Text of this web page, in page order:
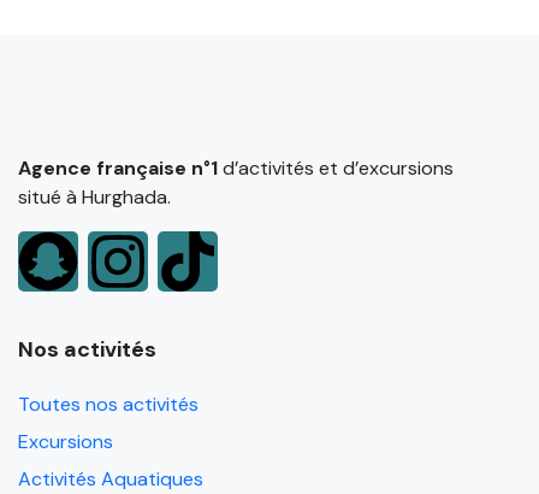
Agence française n°1d’activités et d’excursions
situé à Hurghada.
Nos activités
Toutes nos activités
Excursions
Activités Aquatiques